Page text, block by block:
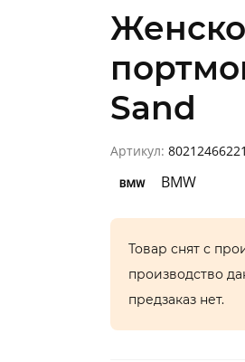
Sand
Артикул: 80212466221
BMW
Товар снят с
производство
предзаказ нет.